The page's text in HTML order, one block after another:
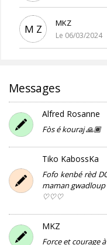
M Z MKZ
Le 06/03/2024
Messages
Alfred Rosanne
Fòs é kouraj 🙏🏾
Tiko KabossKa
Fofo kenbé rèd
maman
♡♡♡
MKZ
Force et courage